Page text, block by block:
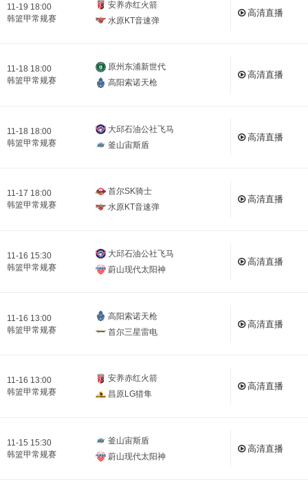
11-19 18:00
韩篮甲常规赛
安养赤红火箭
水原KT音速弹
高清直播
11-18 18:00
韩篮甲常规赛
原州东浦新世代
高阳索诺天枪
高清直播
11-18 18:00
韩篮甲常规赛
大邱石油公社飞马
釜山宙斯盾
高清直播
11-17 18:00
韩篮甲常规赛
首尔SK骑士
水原KT音速弹
高清直播
11-16 15:30
韩篮甲常规赛
大邱石油公社飞马
蔚山现代太阳神
高清直播
11-16 13:00
韩篮甲常规赛
高阳索诺天枪
首尔三星雷电
高清直播
11-16 13:00
韩篮甲常规赛
安养赤红火箭
昌原LG猎隼
高清直播
11-15 15:30
韩篮甲常规赛
釜山宙斯盾
蔚山现代太阳神
高清直播